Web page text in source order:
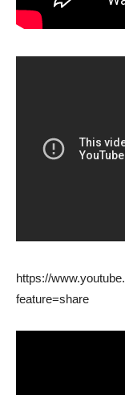
https://
feature=share